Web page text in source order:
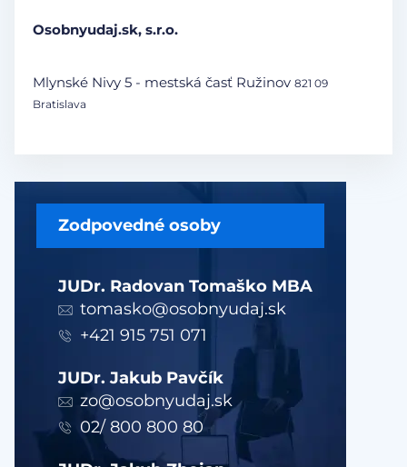
Zodpovedné osoby
JUDr. Radovan Tomaško MBA
tomasko@osobnyudaj.sk
+421 915 751 071
JUDr. Jakub Pavčík
zo@osobnyudaj.sk
02/ 800 800 80
Osobnyudaj.sk, s.r.o.
Mlynské Nivy 5 - mestská časť Ružinov 821 09
Bratislava